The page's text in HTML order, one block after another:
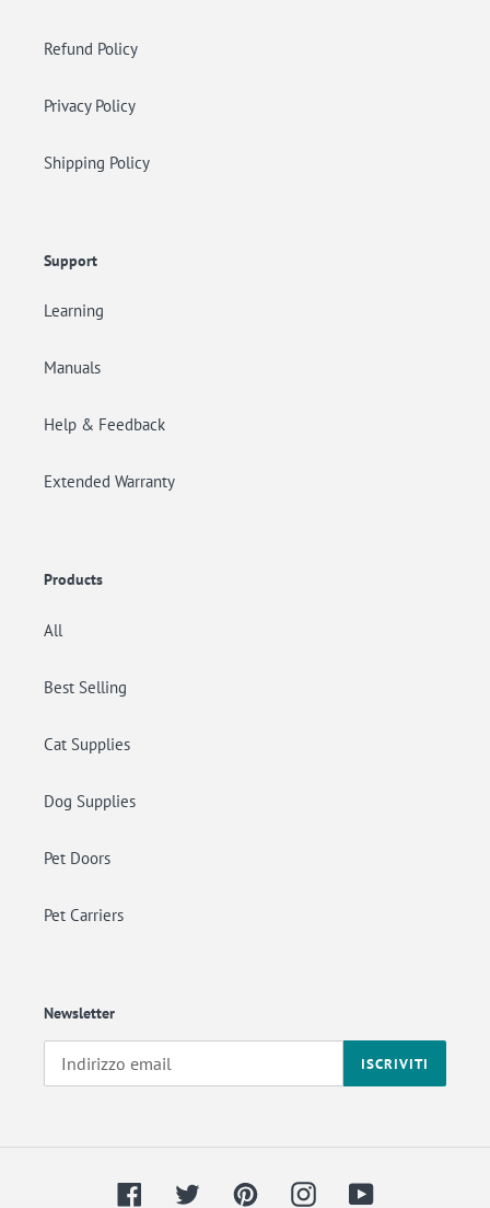
Refund Policy
Privacy Policy
Shipping Policy
Support
Learning
Manuals
Help & Feedback
Extended Warranty
Products
All
Best Selling
Cat Supplies
Dog Supplies
Pet Doors
Pet Carriers
Newsletter
ISCRIVITI
FacebookTwitter PinterestInstagramYouTube